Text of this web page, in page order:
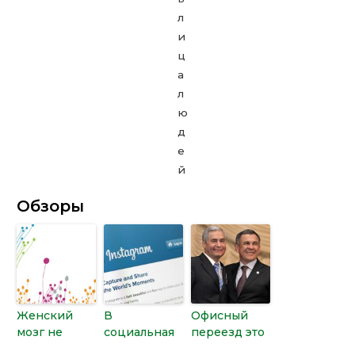
Обзоры
Женский
мозг не
В
социальная
Офисный
переезд это